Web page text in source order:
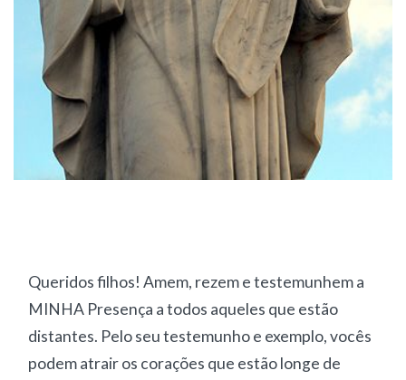
Queridos filhos! Amem, rezem e testemunhem a
MINHA Presença a todos aqueles que estão
distantes. Pelo seu testemunho e exemplo, vocês
podem atrair os corações que estão longe de